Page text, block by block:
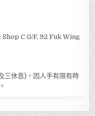
C G/F, 92 Fuk Wing
三休息)，因人手有限有時